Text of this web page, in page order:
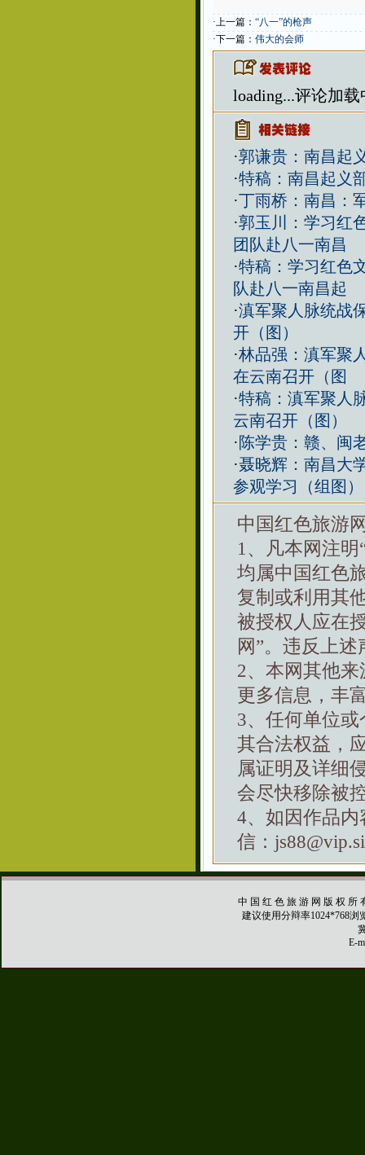
·上一篇： “八一”的枪声
·下一篇： 伟大的会师
loading...评论加载
·郭谦贵：南昌起
·特稿：南昌起义
·丁雨桥：南昌：
·郭玉川：学习红
团队赴八一南昌
·特稿：学习红色
队赴八一南昌起
·滇军聚人脉统战
开（图）
·林品强：滇军聚
在云南召开（图
·特稿：滇军聚人
云南召开（图）
· 陈学贵：赣、闽
·聂晓辉：南昌大
参观学习（组图）
中国红色旅游
1、凡本网注
均属中国红色
复制或利用其
被授权人应在
网”。违反上
2、本网其他
更多信息，丰
3、任何单位
其合法权益，
属证明及详细
会尽快移除被
4、如因作品
信：
中 国 红 色 旅 游 网 版 权 所
建议使用分辩率1024*768浏
E-